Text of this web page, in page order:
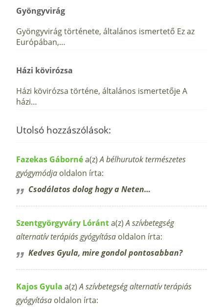
Gyöngyvirág
Gyöngyvirág története, általános ismertető Ez az
Európában,…
Házi kövirózsa
Házi kövirózsa történe, általános ismertetője A
házi…
Utolsó hozzászólások:
Fazekas Gábornéa(z)A bélhurutok természetes
gyógymódja oldalon írta:
Csodálatos dolog hogy a Neten…
Szentgyörgyváry Lóránta(z)A szívbetegség
alternatív terápiás gyógyítása oldalon írta:
Kedves Gyula, mire gondol pontosabban?
Kajos Gyula a(z)A szívbetegség alternatív terápiás
gyógyítása oldalon írta: